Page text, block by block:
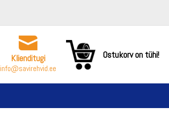
Klienditugi
info@savirehvid.ee
Ostukorv on tühi!